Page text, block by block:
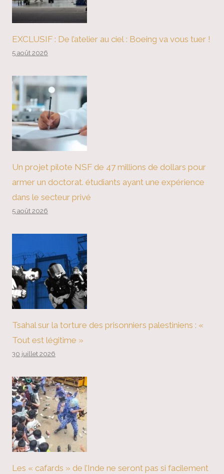
EXCLUSIF : De l’atelier au ciel : Boeing va vous tuer !
5 août 2026
Un projet pilote NSF de 47 millions de dollars pour
armer un doctorat. étudiants ayant une expérience
dans le secteur privé
5 août 2026
Tsahal sur la torture des prisonniers palestiniens : «
Tout est légitime »
30 juillet 2026
Les « cafards » de l’Inde ne seront pas si facilement